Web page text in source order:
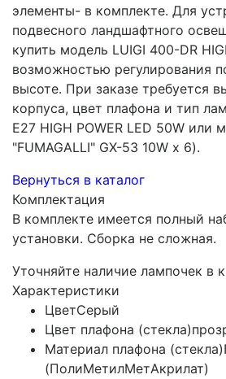
элементы- в комплекте. Для
подвесного ландшафтного
купить модель LUIGI 400-DR
возможностью регулирования
высоте. При заказе требуется
корпуса, цвет плафона и тип
E27 HIGH POWER LED 50W или
"FUMAGALLI" GX-53 10W x 6).
Вернуться в каталог
Комплектация
В комплекте имеется полный
установки. Сборка не сложная.
Уточняйте наличие лампочек в
Характеристики
ЦветСерый
Цвет плафона (стекла)
Материал плафона (стекла)
(ПолиМетилМетАкрилат)